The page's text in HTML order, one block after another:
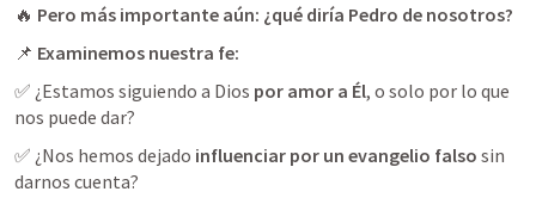
🔥 Pero más importante aún: ¿qué diría Pedro de nosotros?
📌 Examinemos nuestra fe:
✅ ¿Estamos siguiendo a Dios por amor a Él, o solo por lo que
nos puede dar?
✅ ¿Nos hemos dejado influenciar por un evangelio falso sin
darnos cuenta?